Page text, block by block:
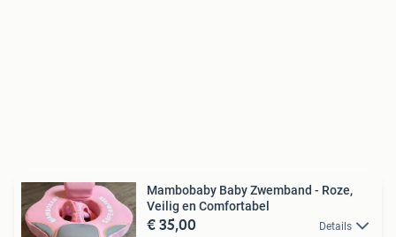
Mambobaby Baby Zwemband - Roze,
Veilig en Comfortabel
€ 35,00 Details